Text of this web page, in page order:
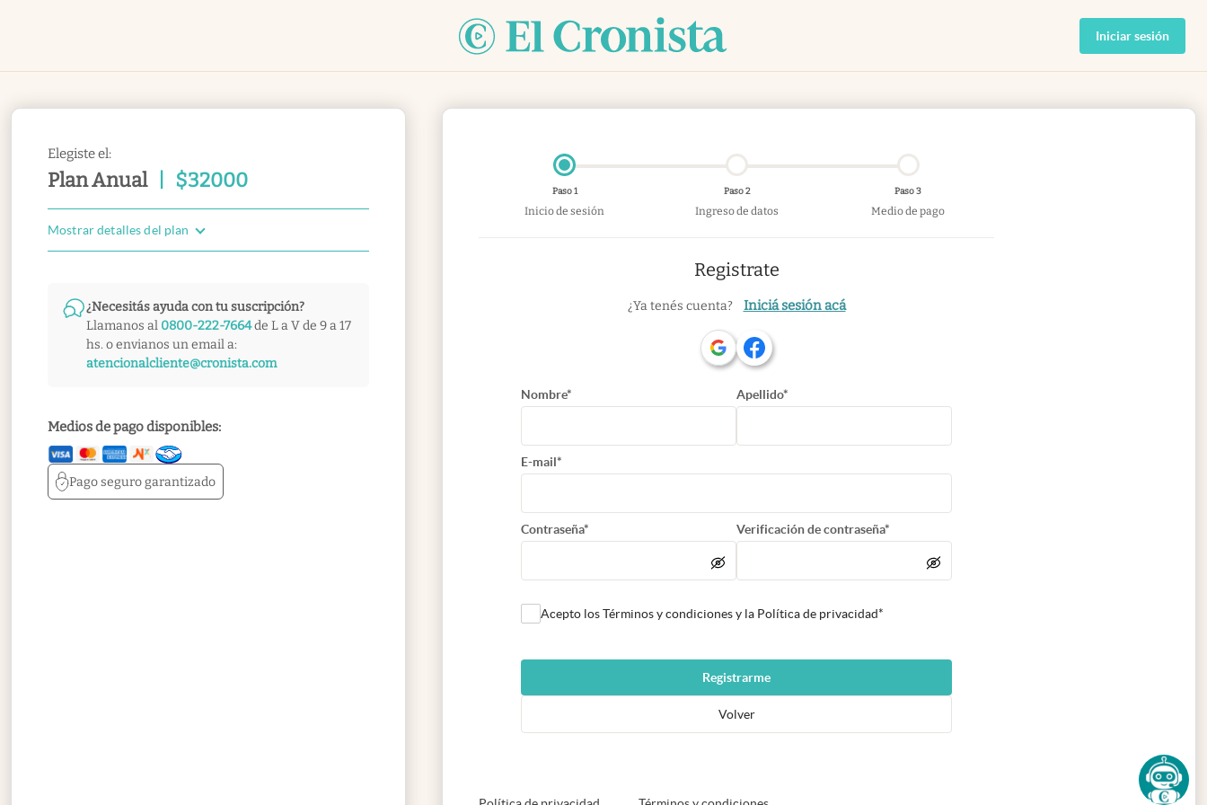
Iniciar sesión
Elegiste el:
Plan Anual $32000
Mostrar detalles del plan
¿Necesitás ayuda con tu suscripción?
Llamanos al 0800-222-7664de L a V de 9 a 17
hs. o envianos un email a:
atencionalcliente@cronista.com
Medios de pago disponibles:
Pago segurogarantizado
Paso 1
Inicio de sesión
Paso 2
Ingreso de datos
Paso 3
Medio de pago
Registrate
¿Ya tenés cuenta? Iniciá sesión acá
Nombre* Apellido*
E-mail*
Contraseña* Verificación de contraseña*
Acepto los Términos y condiciones y la Política de privacidad*
Registrarme
Volver